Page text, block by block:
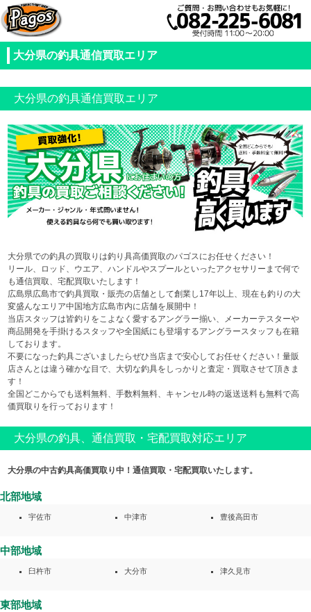
大分県の釣具通信買取エリア
大分県の釣具通信買取エリア
大分県での釣具の買取りは釣り具高価買取のパゴスにお任せください！
リール、ロッド、ウエア、ハンドルやスプールといったアクセサリーまで何で
も通信買取、宅配買取いたします！
広島県広島市で釣具買取・販売の店舗として創業し17年以上、現在も釣りの大
変盛んなエリア中国地方広島市内に店舗を展開中！
当店スタッフは皆釣りをこよなく愛するアングラー揃い、メーカーテスターや
商品開発を手掛けるスタッフや全国紙にも登場するアングラースタッフも在籍
しております。
不要になった釣具ございましたらぜひ当店まで安心してお任せください！量販
店さんとは違う確かな目で、大切な釣具をしっかりと査定・買取させて頂きま
す！
全国どこからでも送料無料、手数料無料、キャンセル時の返送送料も無料で高
価買取りを行っております！
大分県の釣具、通信買取・宅配買取対応エリア
大分県の中古釣具高価買取り中！通信買取・宅配買取いたします。
北部地域
宇佐市 中津市 豊後高田市
中部地域
臼杵市 大分市 津久見市
東部地域